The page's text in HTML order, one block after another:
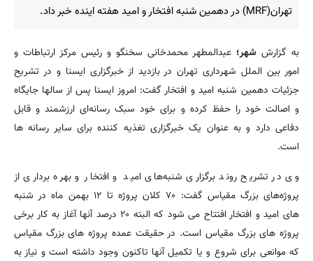
تهران(MRF) در دهمین شنبه افتخار و امید هفته اینده خبر داد.
به گزارش شهر؛ عبدالمطهر محمدخانی سخنگو و رئیس مرکز ارتباطات و
امور بین الملل شهرداری تهران در بازدید از خبرگزاری ایسنا و در تشریح
جزئیات دهمین شنبه امید و افتخار گفت: امروز ایسنا پس از سالها جایگاه
و اصالت خود را حفظ کرده و برای خود سبک رسانه‌ای ارزشمند و قابل
دفاعی دارد و به عنوان یک خبرگزاری تغذیه کننده برای سایر رسانه ها
است.
وی در تشریح روند برگزاری شنبه‌های امید و افتخار و بهره برداری از
پروژه‌های بزرگ مقیاس گفت: ۷۰ کلان پروژه تا ۱۲ بهمن ماه در شنبه
های امید و افتخار افتتاح می شود که البته ۲۰ درصد آنها آغاز به کار برخی
پروژه های بزرگ مقیاس است. در حقیقت عمده پروژه های بزرگ مقیاس
که موانعی برای شروع و یا تکمیل آنها تاکنون وجود داشته است و نیاز به